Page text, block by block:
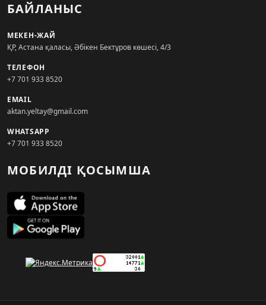
БАЙЛАНЫС
МЕКЕН-ЖАЙ
ҚР, Астана қаласы, Әбікен Бектұров көшесі, 4/3
ТЕЛЕФОН
+7 701 933 8520
EMAIL
aktan.yeltay@gmail.com
WHATSAPP
+7 701 933 8520
МОБИЛДІ ҚОСЫМША